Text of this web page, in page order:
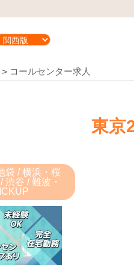
コールセンター求人
東京
袋 / 横浜・桜
渋谷 / 難波・